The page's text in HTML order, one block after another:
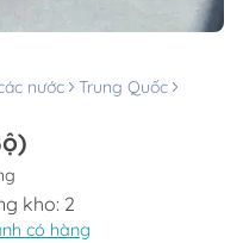
nước
Trung Quốc
kho: 2
có hàng